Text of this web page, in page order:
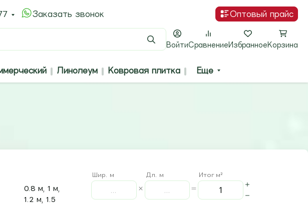
Заказать звонок Оптовый прайс
ПоискВойтиСравнение Избранное Корзина
Линолеум Ковровая плитка Еще
0.8 м, 1 м,
1.2 м, 1.5
Шир. м Дл. м Итог м²